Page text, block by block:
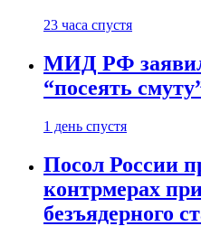
23 часа спустя
МИД РФ
“посеять
1 день спустя
Посол России
контрмерах
безъядерного